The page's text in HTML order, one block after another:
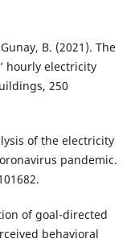
B. (2021). The
hourly electricity
250
of the electricity
pandemic.
of goal-directed
behavioral